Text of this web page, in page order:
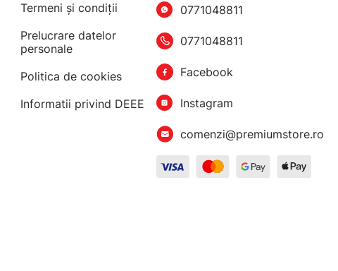
Termeni şi condiţii
Prelucrare datelor
personale
Politica de cookies
Informatii privind DEEE
0771048811
0771048811
Facebook
Instagram
comenzi@premiumstore.ro